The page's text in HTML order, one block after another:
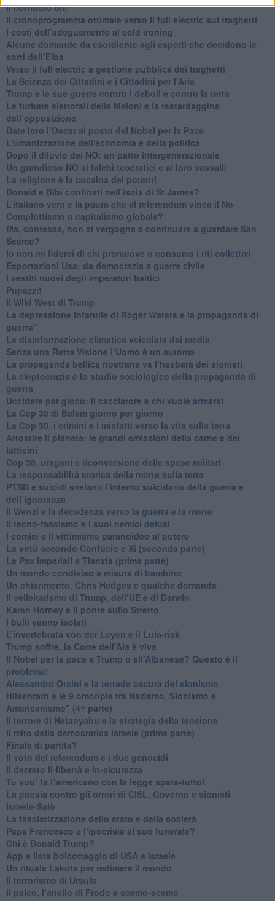
Il corridoio blu
​Il cronoprogramma ottimale verso il full electric sui traghetti
​I costi dell’adeguamento al cold ironing
Alcune domande da esordiente agli esperti che decidono le
sorti dell’Elba
Verso il full electric a gestione pubblica dei traghetti​
​La Scienza dei Cittadini e i Cittadini per l’Aria
Trump e le sue guerre contro i deboli e contro la terra
​Le furbate elettorali della Meloni e la testardaggine
dell’opposizione
​Date loro l’Oscar al posto del Nobel per la Pace
L'umanizzazione dell'economia e della politica
​Dopo il diluvio dei NO: un patto intergenerazionale
​Un grandioso NO ai falchi teocratici e ai loro vassalli
La religione è la cocaina dei potenti
Donald e Bibi confinati nell’isola di St James?
L’italiano vero e la paura che al referendum vinca il No
​Complottismo o capitalismo globale?
​Ma, contessa, non si vergogna a continuare a guardare San
Scemo?
​Io non mi fiderei di chi promuove o consuma i riti collettivi
Esportazioni Usa: da democrazia a guerra civile
​I vestiti nuovi degli imperatori baltici
​Pupazzi!
​Il Wild West di Trump
​La depressione infantile di Roger Waters e la propaganda di
guerra"
​La disinformazione climatica veicolata dai media
Senza una Retta Visione l’Uomo è un automa
​La propaganda bellica nostrana vs l’hasbarà dei sionisti
​La cleptocrazia e lo studio sociologico della propaganda di
guerra
​Uccidere per gioco: il cacciatore e chi vuole armarsi
​La Cop 30 di Belem giorno per giorno
La Cop 30, i crimini e i misfatti verso la vita sulla terra
Arrostire il pianeta: le grandi emissioni della carne e dei
latticini
​Cop 30, uragani e riconversione delle spese militari
La responsabilità storica della morte sulla terra
PTSD e suicidi svelano l’intento suicidario della guerra e
dell’ignoranza
Il Wenzi e la decadenza verso la guerra e la morte
​Il tecno-fascismo e i suoi nemici delusi
​I comici e il vittimismo paranoideo al potere
​La virtù secondo Confucio e Xi (seconda parte)
Le Pax imperiali e Tianxia (prima parte)
Un mondo condiviso a misura di bambino
​Un chiarimento, Chris Hedges e qualche domanda
Il velleitarismo di Trump, dell’UE e di Darwin
​Karen Horney e il ponte sullo Stretto
​I bulli vanno isolati
L’invertebrata von der Leyen e il Lula-risk
Trump soffre, la Corte dell'Aia è viva
​Il Nobel per la pace a Trump o all’Albanese? Questo è il
problema!
​Alessandro Orsini e la tetrade oscura del sionismo
​Hilsenrath e le 9 omotipie tra Nazismo, Sionismo e
Americanismo" (4^ parte)
​Il terrore di Netanyahu e la strategia della tensione
Il mito della democratica Israele (prima parte)
​Finale di partita?
​Il voto del referendum e i due genocidi
Il decreto il-libertà e in-sicurezza
Tu vuo’ fa l’americano con la legge spara-tutto!
La poesia contro gli orrori di CISL, Governo e sionisti
Israele-Salò
​La fascistizzazione dello stato e della società
Papa Francesco e l’ipocrisia al suo funerale?
​Chi è Donald Trump?
App e lista boicottaggio di USA e Israele
​Un rituale Lakota per redimere il mondo
Il terrorismo di Ursula
​Il palco, l’anello di Frodo e scemo-scemo